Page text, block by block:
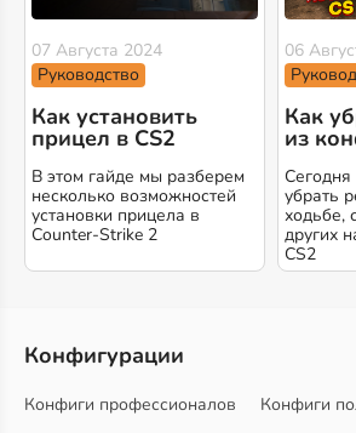
07 Августа 2024
Руководство
Как установить
прицел в CS2
В этом гайде мы разберем
несколько возможностей
установки прицела в
Counter-Strike 2
06
Как
из
убрать
ходьбе,
других
CS2
Конфигурации
Конфиги профессионалов
Конфиги